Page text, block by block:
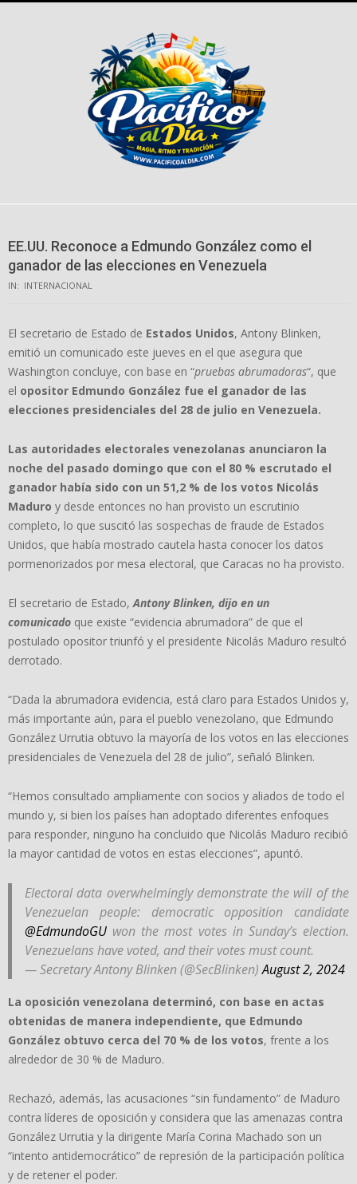
EE.UU. Reconoce a Edmundo González como el
ganador de las elecciones en Venezuela
IN: INTERNACIONAL
El secretario de Estado de Estados Unidos, Antony Blinken,
emitió un comunicado este jueves en el que asegura que
Washington concluye, con base en “pruebas abrumadoras“, que
el opositor Edmundo González fue el ganador de las
elecciones presidenciales del 28 de julio en Venezuela.
Las autoridades electorales venezolanas anunciaron la
noche del pasado domingo que con el 80 % escrutado el
ganador había sido con un 51,2 % de los votos Nicolás
Maduro y desde entonces no han provisto un escrutinio
completo, lo que suscitó las sospechas de fraude de Estados
Unidos, que había mostrado cautela hasta conocer los datos
pormenorizados por mesa electoral, que Caracas no ha provisto.
El secretario de Estado,Antony Blinken, dijo en un
comunicado que existe “evidencia abrumadora” de que el
postulado opositor triunfó y el presidente Nicolás Maduro resultó
derrotado.
“Dada la abrumadora evidencia, está claro para Estados Unidos y,
más importante aún, para el pueblo venezolano, que Edmundo
González Urrutia obtuvo la mayoría de los votos en las elecciones
presidenciales de Venezuela del 28 de julio”, señaló Blinken.
“Hemos consultado ampliamente con socios y aliados de todo el
mundo y, si bien los países han adoptado diferentes enfoques
para responder, ninguno ha concluido que Nicolás Maduro recibió
la mayor cantidad de votos en estas elecciones”, apuntó.
Electoral data overwhelmingly demonstrate the will of the
Venezuelan people: democratic opposition candidate
@EdmundoGU won the most votes in Sunday’s election.
Venezuelans have voted, and their votes must count.
— Secretary Antony Blinken (@SecBlinken)August 2, 2024
La oposición venezolana determinó, con base en actas
obtenidas de manera independiente, que Edmundo
González obtuvo cerca del 70 % de los votos, frente a los
alrededor de 30 % de Maduro.
Rechazó, además, las acusaciones “sin fundamento” de Maduro
contra líderes de oposición y considera que las amenazas contra
González Urrutia y la dirigente María Corina Machado son un
“intento antidemocrático” de represión de la participación política
y de retener el poder.